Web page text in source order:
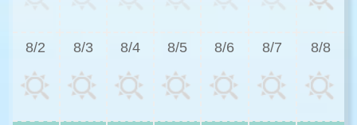
8/2 8/3 8/4 8/5 8/6 8/7 8/8